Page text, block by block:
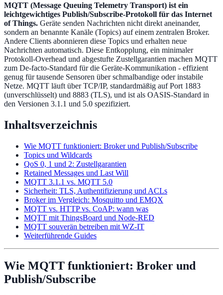
MQTT (Message Queuing Telemetry Transport) ist ein
leichtgewichtiges Publish/Subscribe-Protokoll für das Internet
of Things. Geräte senden Nachrichten nicht direkt aneinander,
sondern an benannte Kanäle (Topics) auf einem zentralen Broker.
Andere Clients abonnieren diese Topics und erhalten neue
Nachrichten automatisch. Diese Entkopplung, ein minimaler
Protokoll-Overhead und abgestufte Zustellgarantien machen MQTT
zum De-facto-Standard für die Geräte-Kommunikation - effizient
genug für tausende Sensoren über schmalbandige oder instabile
Netze. MQTT läuft über TCP/IP, standardmäßig auf Port 1883
(unverschlüsselt) und 8883 (TLS), und ist als OASIS-Standard in
den Versionen 3.1.1 und 5.0 spezifiziert.
Inhaltsverzeichnis
Wie MQTT funktioniert: Broker und Publish/Subscribe
Topics und Wildcards
QoS 0, 1 und 2: Zustellgarantien
Retained Messages und Last Will
MQTT 3.1.1 vs. MQTT 5.0
Sicherheit: TLS, Authentifizierung und ACLs
Broker im Vergleich: Mosquitto und EMQX
MQTT vs. HTTP vs. CoAP: wann was
MQTT mit ThingsBoard und Node-RED
MQTT souverän betreiben mit WZ-IT
Weiterführende Guides
Wie MQTT funktioniert: Broker und
Publish/Subscribe